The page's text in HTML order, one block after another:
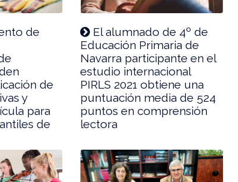
de
de
y
para
de
El alumnado de 4º de
Educación Primaria de
Navarra participante en el
estudio internacional
PIRLS 2021 obtiene una
puntuación media de 524
puntos en comprensión
lectora